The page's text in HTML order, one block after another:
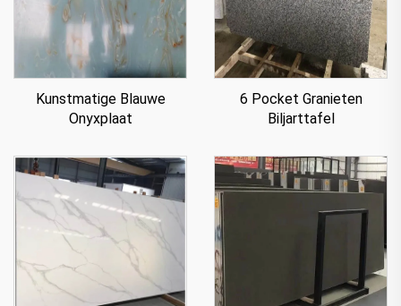
Kunstmatige Blauwe
Onyxplaat
6 Pocket Granieten
Biljarttafel